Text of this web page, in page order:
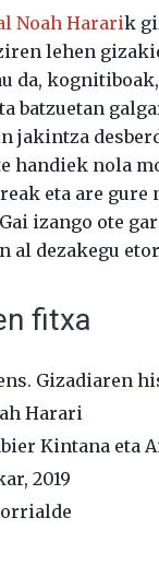
Noah Hararik
lehen
da,
batzuetan
jakintza
handiek nola
eta are
izango ote
al dezakegu
fitxa
Gizadiaren
Harari
Kintana eta
2019